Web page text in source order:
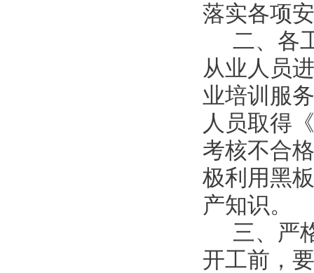
落实各项
二、各
从业人员
业培训服
人员取得
考核不合
极利用黑
产知识。
三、严
开工前，